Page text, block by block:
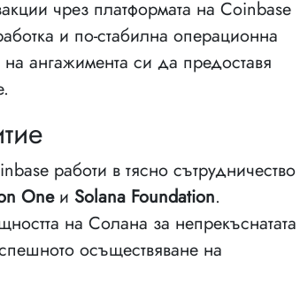
чрез платформата на Coinbase
и по-стабилна операционна
ангажимента си да предоставя
работи в тясно сътрудничество
Oneи Solana Foundation.
на Солана за непрекъснатата
осъществяване на